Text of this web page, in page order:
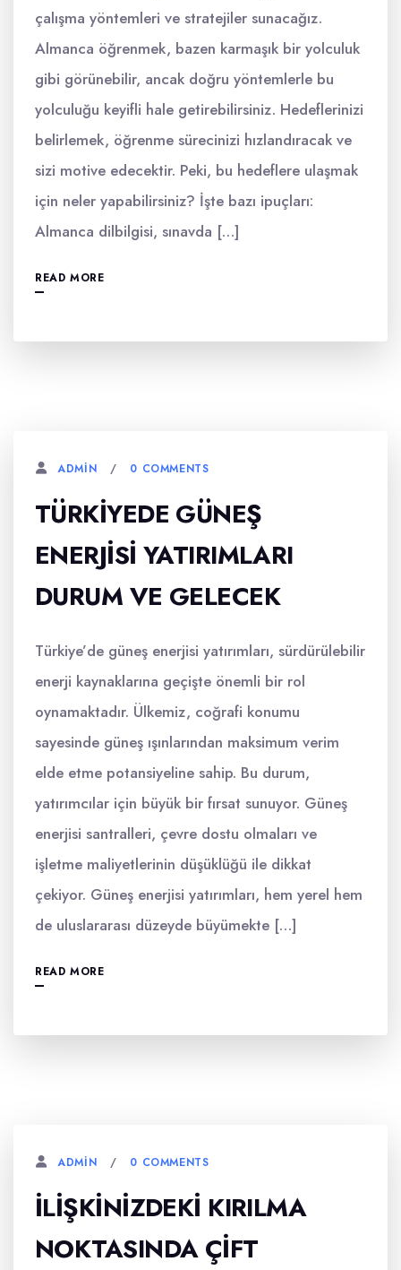
çalışma yöntemleri ve stratejiler sunacağız.
Almanca öğrenmek, bazen karmaşık bir yolculuk
gibi görünebilir, ancak doğru yöntemlerle bu
yolculuğu keyifli hale getirebilirsiniz. Hedeflerinizi
belirlemek, öğrenme sürecinizi hızlandıracak ve
sizi motive edecektir. Peki, bu hedeflere ulaşmak
için neler yapabilirsiniz? İşte bazı ipuçları:
Almanca dilbilgisi, sınavda […]
READ MORE
ADMIN 0 COMMENTS
TÜRKIYEDE GÜNEŞ
ENERJISI YATIRIMLARI
DURUM VE GELECEK
Türkiye’de güneş enerjisi yatırımları, sürdürülebilir
enerji kaynaklarına geçişte önemli bir rol
oynamaktadır. Ülkemiz, coğrafi konumu
sayesinde güneş ışınlarından maksimum verim
elde etme potansiyeline sahip. Bu durum,
yatırımcılar için büyük bir fırsat sunuyor. Güneş
enerjisi santralleri, çevre dostu olmaları ve
işletme maliyetlerinin düşüklüğü ile dikkat
çekiyor. Güneş enerjisi yatırımları, hem yerel hem
de uluslararası düzeyde büyümekte […]
READ MORE
ADMIN 0 COMMENTS
İLIŞKINIZDEKI KIRILMA
NOKTASINDA ÇIFT